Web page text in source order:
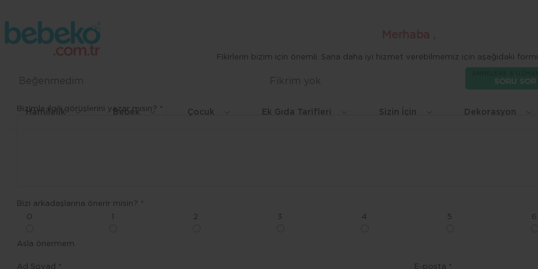
SORU SOR
Hamilelik Bebek Çocuk Ek Gıda Tarifleri Sizin İçin Dekorasyon
Fikirlerin bizim için önemli. Sana daha iyi hizmet verebilmemiz için aşağıdaki
Beğenmedim Fikrim yok
Bizimle ilgili görüşlerini yazar mısın? *
Bizi arkadaşlarına önerir misin? *
0
2 3 4 5 6
Asla önermem
Ad Soyad * E-posta *